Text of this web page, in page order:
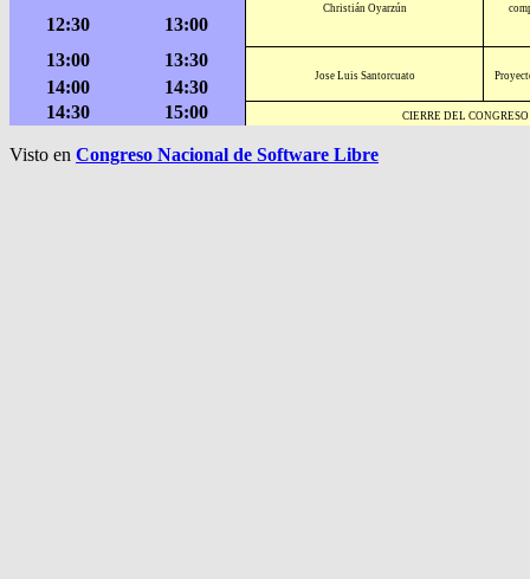
Christián Oyarzún
12:30
13:00
13:00
13:30
Jose Luis Santorcuato
14:00
14:30
14:30
15:00 CIERRE DEL CONGRESO
Visto en Congreso Nacional de Software Libre